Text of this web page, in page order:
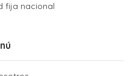
fija nacional